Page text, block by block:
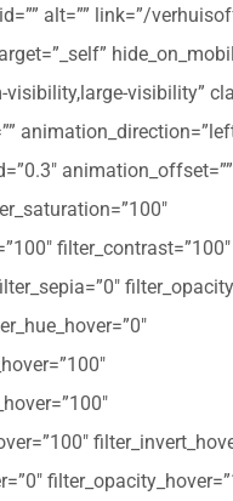
alt=”” link=”/
visibility”
animation_offset=””
filter_contrast=”100″